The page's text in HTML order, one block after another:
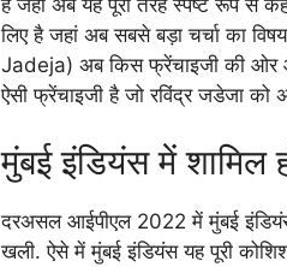
है जहां अब यह पूरी तरह स्पष्ट रूप से
लिए है जहां अब सबसे बड़ा चर्चा का
Jadeja) अब किस फ्रेंचाइजी की ओर
ऐसी फ्रेंचाइजी है जो रविंद्र जडेजा
मुंबई इंडियंस में
दरअसल आईपीएल 2022 में मुंबई इंडियंस
खली. ऐसे में मुंबई इंडियंस यह पूरी